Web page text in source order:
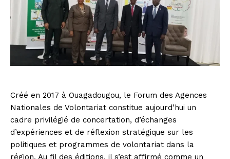
Créé en 2017 à Ouagadougou, le Forum des Agences
Nationales de Volontariat constitue aujourd’hui un
cadre privilégié de concertation, d’échanges
d’expériences et de réflexion stratégique sur les
politiques et programmes de volontariat dans la
région. Au fil des éditions, il s’est affirmé comme un